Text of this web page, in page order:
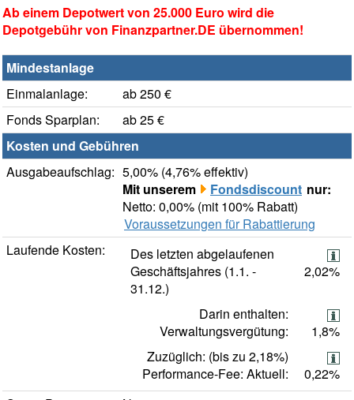
Ab einem Depotwert von 25.000 Euro wird die
Depotgebühr von Finanzpartner.DE übernommen!
Mindestanlage
Einmalanlage:
ab 250 €
Fonds Sparplan:
ab 25 €
Kosten und Gebühren
Ausgabeaufschlag: 5,00% (4,76% effektiv)
Mit unserem
Fondsdiscount nur:
Netto: 0,00% (mit 100% Rabatt)
Voraussetzungen für Rabattierung
Laufende Kosten:
Des letzten abgelaufenen
Geschäftsjahres (1.1. -
31.12.)
2,02%
Darin enthalten:
Verwaltungsvergütung:
1,8%
Zuzüglich: (bis zu 2,18%)
Performance-Fee: Aktuell:
0,22%